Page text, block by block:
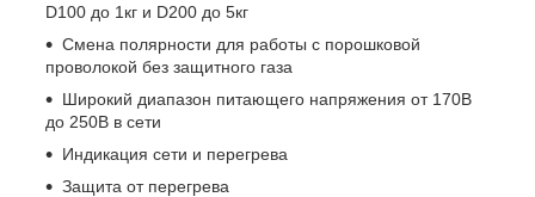
D100 до 1кг и D200 до 5кг
Смена полярности для работы с порошковой
проволокой без защитного газа
Широкий диапазон питающего напряжения от 170В
до 250В в сети
Индикация сети и перегрева
Защита от перегрева